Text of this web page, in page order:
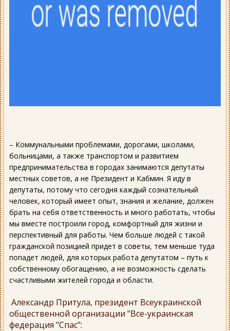
– Коммунальными проблемами, дорогами, школами,
больницами, а также транспортом и развитием
предпринимательства в городах занимаются депутаты
местных советов, а не Президент и Кабмин. Я иду в
депутаты, потому что сегодня каждый сознательный
человек, который имеет опыт, знания и желание, должен
брать на себя ответственность и много работать, чтобы
мы вместе построили город, комфортный для жизни и
перспективный для работы. Чем больше людей с такой
гражданской позицией придет в советы, тем меньше туда
попадет людей, для которых работа депутатом – путь к
собственному обогащению, а не возможность сделать
счастливыми жителей города и области.
Александр Притула, президент Всеукраинской
общественной организации "Все-украинская
федерация "Спас":